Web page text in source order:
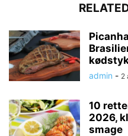
admin - 2
10
2026,
smage